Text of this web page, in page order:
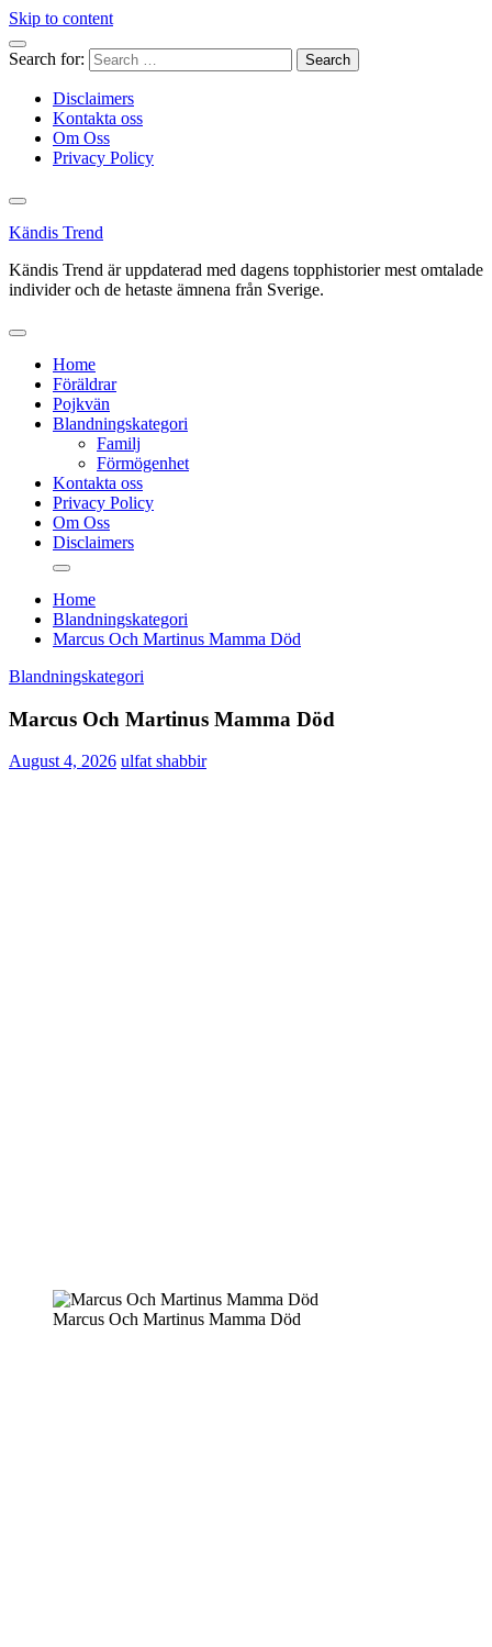
Skip to content
Search for:
Disclaimers
Kontakta oss
Om Oss
Privacy Policy
Kändis Trend
Kändis Trend är uppdaterad med dagens topphistorier mest omtalade
individer och de hetaste ämnena från Sverige.
Home
Föräldrar
Pojkvän
Blandningskategori
Familj
Förmögenhet
Kontakta oss
Privacy Policy
Om Oss
Disclaimers
Home
Blandningskategori
Marcus Och Martinus Mamma Död
Blandningskategori
Marcus Och Martinus Mamma Död
August 4, 2026 ulfat shabbir
Marcus Och Martinus Mamma Död